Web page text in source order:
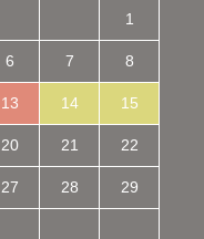
1
6 7 8
13 14 15
20 21 22
27 28 29